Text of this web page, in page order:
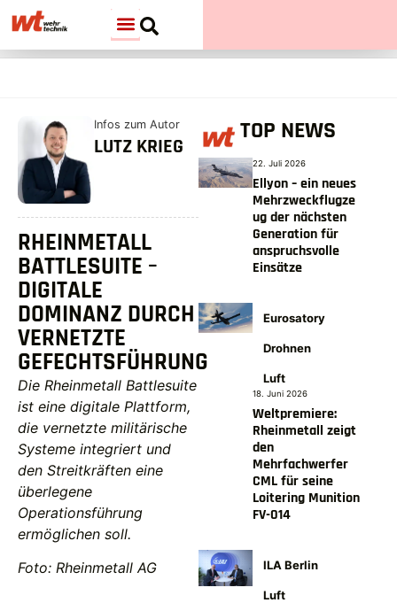
Infos zum Autor
LUTZ KRIEG
RHEINMETALL
BATTLESUITE –
DIGITALE
DOMINANZ DURCH
VERNETZTE
GEFECHTSFÜHRUNG
Die Rheinmetall Battlesuite
ist eine digitale Plattform,
die vernetzte militärische
Systeme integriert und
den Streitkräften eine
überlegene
Operationsführung
ermöglichen soll.
Foto: Rheinmetall AG
TOP NEWS
22. Juli 2026
Ellyon – ein neues
Mehrzweckflugze
ug der nächsten
Generation für
anspruchsvolle
Einsätze
Eurosatory
Drohnen
Luft
18. Juni 2026
Weltpremiere:
Rheinmetall zeigt
den
Mehrfachwerfer
CML für seine
Loitering Munition
FV-014
ILA Berlin
Luft